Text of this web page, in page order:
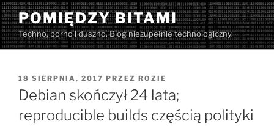
Przejdź
do
treści
POMIĘDZY BITAMI
Techno, porno i duszno. Blog niezupełnie technologiczny.
OPUBLIKOWANE
W
18 SIERPNIA, 2017 PRZEZ ROZIE
Debian skończył 24 lata;
reproducible builds częścią polityki